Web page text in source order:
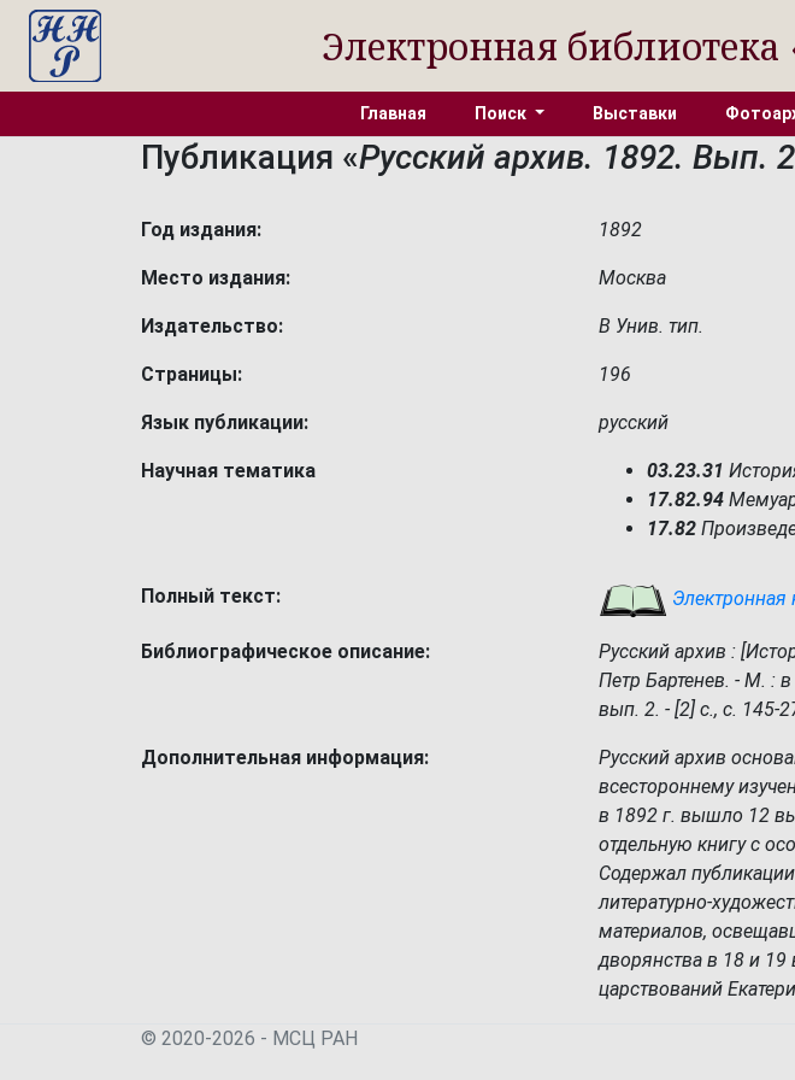
Электронная
Главная Поиск Выставки
Публикация «Русский архив. 1892. Вып. 2
Год издания: 1892
Место издания: Москва
Издательство: В Унив. тип.
Страницы: 196
Язык публикации: русский
Научная тематика 03.23.31
17.82.94
17.82
Полный текст: Электронная
Библиографическое описание:
Русский архив :
Петр Бартенев. - М. :
вып. 2. - [2] с., с. 145-
Дополнительная информация:
Русский архив
всестороннему
в 1892 г. вышло 12
отдельную книгу с
Содержал
литературно-
материалов,
дворянства в 18 и 19
царствований
© 2020-2026 - МСЦ РАН